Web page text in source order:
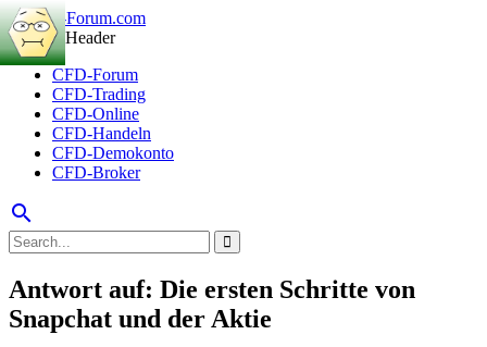
CFD-Forum
CFD-Trading
CFD-Online
CFD-Handeln
CFD-Demokonto
CFD-Broker
search
Antwort auf: Die ersten Schritte von
Snapchat und der Aktie